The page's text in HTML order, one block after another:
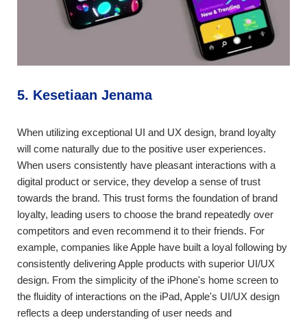
5. Kesetiaan Jenama
When utilizing exceptional UI and UX design, brand loyalty
will come naturally due to the positive user experiences.
When users consistently have pleasant interactions with a
digital product or service, they develop a sense of trust
towards the brand. This trust forms the foundation of brand
loyalty, leading users to choose the brand repeatedly over
competitors and even recommend it to their friends. For
example, companies like Apple have built a loyal following by
consistently delivering Apple products with superior UI/UX
design. From the simplicity of the iPhone's home screen to
the fluidity of interactions on the iPad, Apple's UI/UX design
reflects a deep understanding of user needs and